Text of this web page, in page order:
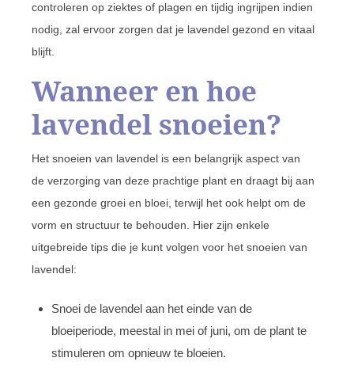
controleren op ziektes of plagen en tijdig ingrijpen indien
nodig, zal ervoor zorgen dat je lavendel gezond en vitaal
blijft.
Wanneer en hoe
lavendel snoeien?
Het snoeien van lavendel is een belangrijk aspect van
de verzorging van deze prachtige plant en draagt bij aan
een gezonde groei en bloei, terwijl het ook helpt om de
vorm en structuur te behouden. Hier zijn enkele
uitgebreide tips die je kunt volgen voor het snoeien van
lavendel:
Snoei de lavendel aan het einde van de
bloeiperiode, meestal in mei of juni, om de plant te
stimuleren om opnieuw te bloeien.